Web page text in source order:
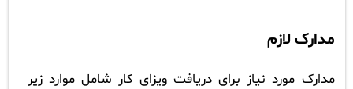
مدارک لازم
مدارک مورد نیاز برای دریافت ویزای کار شامل موارد زیر